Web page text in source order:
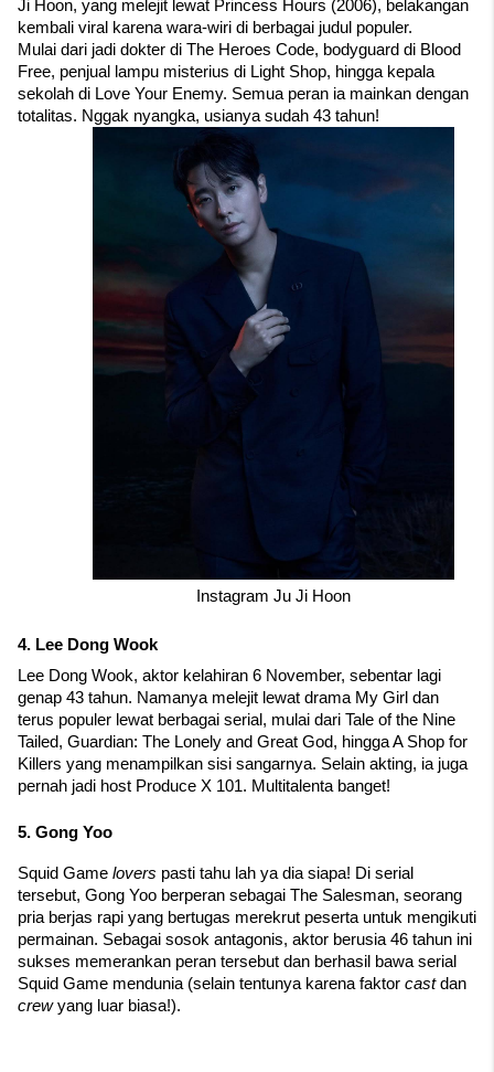
Ji Hoon, yang melejit lewat Princess Hours (2006), belakangan
kembali viral karena wara-wiri di berbagai judul populer.
Mulai dari jadi dokter di The Heroes Code, bodyguard di Blood
Free, penjual lampu misterius di Light Shop, hingga kepala
sekolah di Love Your Enemy. Semua peran ia mainkan dengan
totalitas. Nggak nyangka, usianya sudah 43 tahun!
Instagram Ju Ji Hoon
4. Lee Dong Wook
Lee Dong Wook, aktor kelahiran 6 November, sebentar lagi
genap 43 tahun. Namanya melejit lewat drama My Girl dan
terus populer lewat berbagai serial, mulai dari Tale of the Nine
Tailed, Guardian: The Lonely and Great God, hingga A Shop for
Killers yang menampilkan sisi sangarnya. Selain akting, ia juga
pernah jadi host Produce X 101. Multitalenta banget!
5. Gong Yoo
Squid Game lovers pasti tahu lah ya dia siapa! Di serial
tersebut, Gong Yoo berperan sebagai The Salesman, seorang
pria berjas rapi yang bertugas merekrut peserta untuk mengikuti
permainan. Sebagai sosok antagonis, aktor berusia 46 tahun ini
sukses memerankan peran tersebut dan berhasil bawa serial
Squid Game mendunia (selain tentunya karena faktor cast
crew yang luar biasa!).